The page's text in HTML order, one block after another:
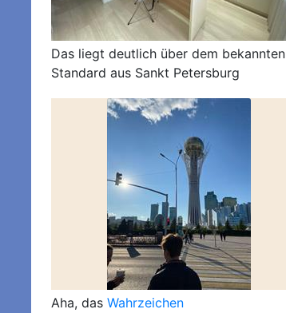
Das liegt deutlich über dem bekannten
Standard aus Sankt Petersburg
Aha, das Wahrzeichen